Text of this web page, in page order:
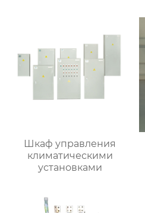
Шкаф управления
климатическими
установками